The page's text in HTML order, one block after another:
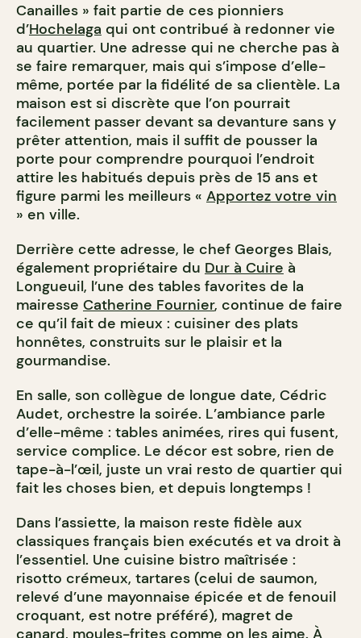
Canailles » fait partie de ces pionniers
d’Hochelaga qui ont contribué à redonner vie
au quartier. Une adresse qui ne cherche pas à
se faire remarquer, mais qui s’impose d’elle-
même, portée par la fidélité de sa clientèle. La
maison est si discrète que l’on pourrait
facilement passer devant sa devanture sans y
prêter attention, mais il suffit de pousser la
porte pour comprendre pourquoi l’endroit
attire les habitués depuis près de 15 ans et
figure parmi les meilleurs « Apportez votre vin
» en ville.
Derrière cette adresse, le chef Georges Blais,
également propriétaire du Dur à Cuire à
Longueuil, l’une des tables favorites de la
mairesse Catherine Fournier, continue de faire
ce qu’il fait de mieux : cuisiner des plats
honnêtes, construits sur le plaisir et la
gourmandise.
En salle, son collègue de longue date, Cédric
Audet, orchestre la soirée. L’ambiance parle
d’elle-même : tables animées, rires qui fusent,
service complice. Le décor est sobre, rien de
tape-à-l’œil, juste un vrai resto de quartier qui
fait les choses bien, et depuis longtemps !
Dans l’assiette, la maison reste fidèle aux
classiques français bien exécutés et va droit à
l’essentiel. Une cuisine bistro maîtrisée :
risotto crémeux, tartares (celui de saumon,
relevé d’une mayonnaise épicée et de fenouil
croquant, est notre préféré), magret de
canard, moules-frites comme on les aime. À